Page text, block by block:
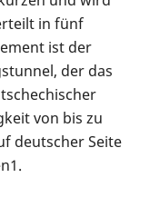
in fünf
ist der
der das
von bis zu
deutscher Seite